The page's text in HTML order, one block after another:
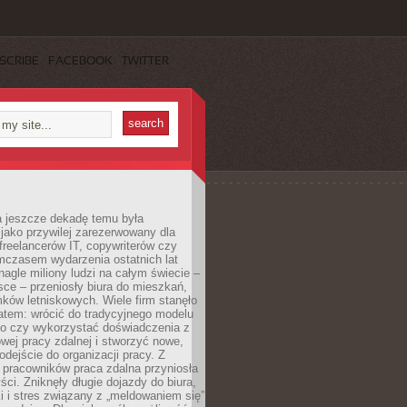
FACEBOOK TWITTER
jeszcze dekadę temu była
przywilej zarezerwowany dla
IT, copywriterów czy
wydarzenia ostatnich lat
miliony ludzi na całym świecie –
– przeniosły biura do mieszkań,
letniskowych. Wiele firm stanęło
wrócić do tradycyjnego modelu
czy wykorzystać doświadczenia z
pracy zdalnej i stworzyć nowe,
do organizacji pracy. Z
praca zdalna przyniosła
Zniknęły długie dojazdy do biura,
i stres związany z „meldowaniem się”